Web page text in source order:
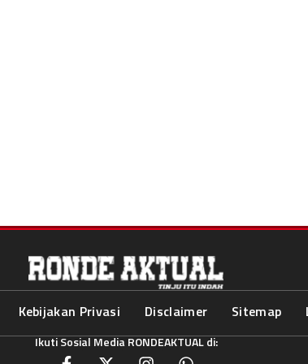
Kebijakan Privasi Disclaimer Sitemap
Ikuti Sosial Media RONDEAKTUAL di: